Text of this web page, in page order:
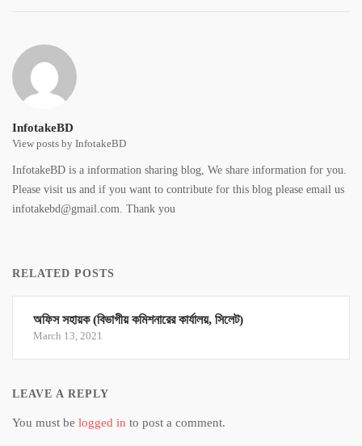
InfotakeBD
View posts by InfotakeBD
InfotakeBD is a information sharing blog, We share information for you.
Please visit us and if you want to contribute for this blog please email us
infotakebd@gmail.com. Thank you
RELATED POSTS
অফিস সহায়ক (বিভাগীয় কমিশনারের কার্যালয়, সিলেট)
March 13, 2021
LEAVE A REPLY
You must be logged in to post a comment.